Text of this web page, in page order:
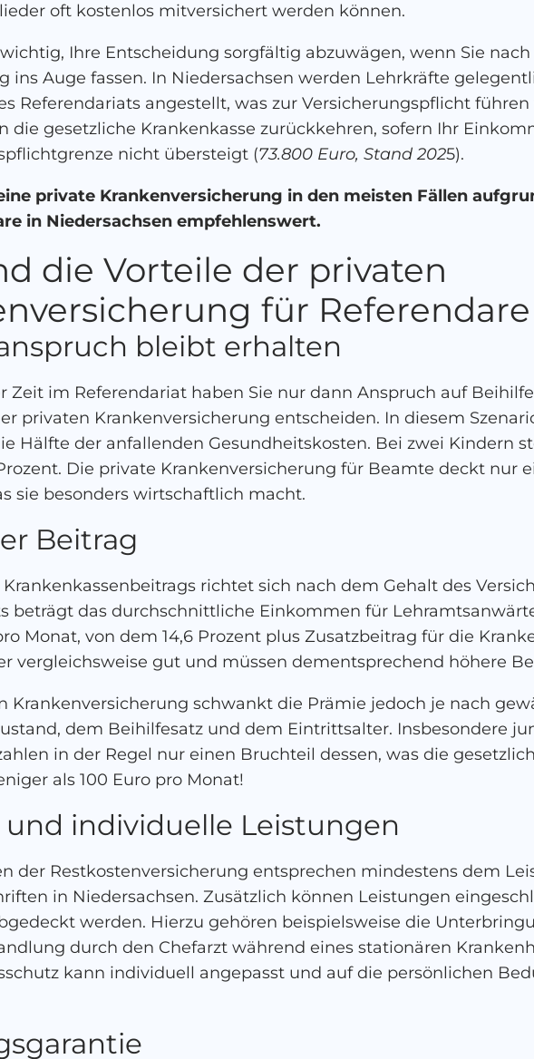
oft kostenlos mitversichert werden können.
wichtig, Ihre Entscheidung sorgfältig abzuwägen, wenn Sie
ins Auge fassen. In Niedersachsen werden Lehrkräfte
Referendariats angestellt, was zur Versicherungspflicht
die gesetzliche Krankenkasse zurückkehren, sofern Ihr
nicht übersteigt (73.800 Euro, Stand 2025).
private Krankenversicherung in den meisten Fällen
in Niedersachsen empfehlenswert.
die Vorteile der privaten
für Referendare
bleibt erhalten
Zeit im Referendariat haben Sie nur dann Anspruch auf
privaten Krankenversicherung entscheiden. In diesem
Hälfte der anfallenden Gesundheitskosten. Bei zwei Kindern
Die private Krankenversicherung für Beamte deckt nur
sie besonders wirtschaftlich macht.
Beitrag
Krankenkassenbeitrags richtet sich nach dem Gehalt des
beträgt das durchschnittliche Einkommen für
pro Monat, von dem 14,6 Prozent plus Zusatzbeitrag für die
vergleichsweise gut und müssen dementsprechend höhere
Krankenversicherung schwankt die Prämie jedoch je nach
dem Beihilfesatz und dem Eintrittsalter. Insbesondere
in der Regel nur einen Bruchteil dessen, was die
als 100 Euro pro Monat!
und individuelle Leistungen
der Restkostenversicherung entsprechen mindestens dem
in Niedersachsen. Zusätzlich können Leistungen
werden. Hierzu gehören beispielsweise die
durch den Chefarzt während eines stationären
kann individuell angepasst und auf die persönlichen